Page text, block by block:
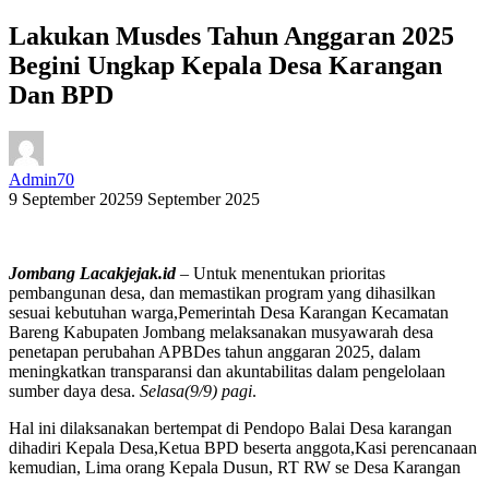
Lakukan Musdes Tahun Anggaran 2025
Begini Ungkap Kepala Desa Karangan
Dan BPD
Admin70
9 September 20259 September 2025
Jombang Lacakjejak.id– Untuk menentukan prioritas
pembangunan desa, dan memastikan program yang dihasilkan
sesuai kebutuhan warga,Pemerintah Desa Karangan Kecamatan
Bareng Kabupaten Jombang melaksanakan musyawarah desa
penetapan perubahan APBDes tahun anggaran 2025, dalam
meningkatkan transparansi dan akuntabilitas dalam pengelolaan
sumber daya desa. Selasa(9/9) pagi.
Hal ini dilaksanakan bertempat di Pendopo Balai Desa karangan
dihadiri Kepala Desa,Ketua BPD beserta anggota,Kasi perencanaan
kemudian, Lima orang Kepala Dusun, RT RW se Desa Karangan